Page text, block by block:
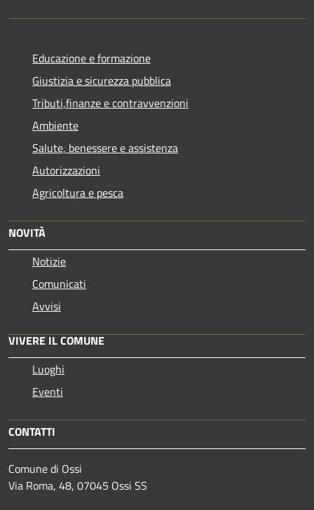
Educazione e formazione
Giustizia e sicurezza pubblica
Tributi,finanze e contravvenzioni
Ambiente
Salute, benessere e assistenza
Autorizzazioni
Agricoltura e pesca
NOVITÀ
Notizie
Comunicati
Avvisi
VIVERE IL COMUNE
Luoghi
Eventi
CONTATTI
Comune di Ossi
Via Roma, 48, 07045 Ossi SS